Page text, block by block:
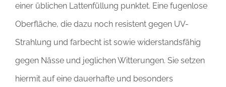
einer üblichen Lattenfüllung punktet. Eine fugenlose
Oberfläche, die dazu noch resistent gegen UV-
Strahlung und farbecht ist sowie widerstandsfähig
gegen Nässe und jeglichen Witterungen. Sie setzen
hiermit auf eine dauerhafte und besonders